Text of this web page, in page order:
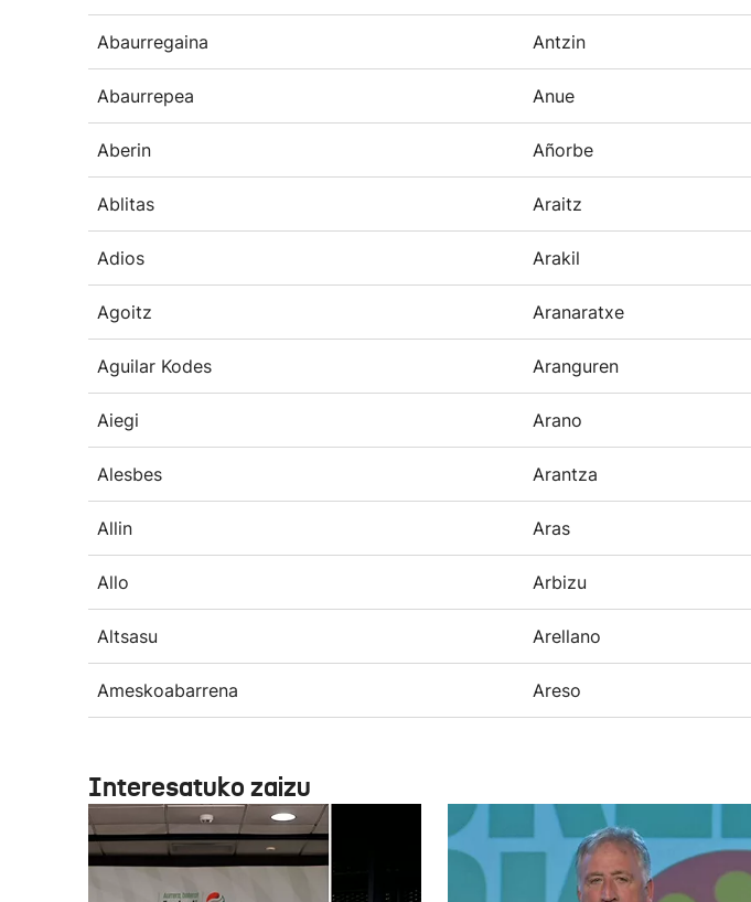
Abaurregaina Antzin
Abaurrepea Anue
Aberin Añorbe
Ablitas Araitz
Adios Arakil
Agoitz Aranaratxe
Aguilar Kodes Aranguren
Aiegi Arano
Alesbes Arantza
Allin Aras
Allo Arbizu
Altsasu Arellano
Ameskoabarrena Areso
Interesatuko zaizu